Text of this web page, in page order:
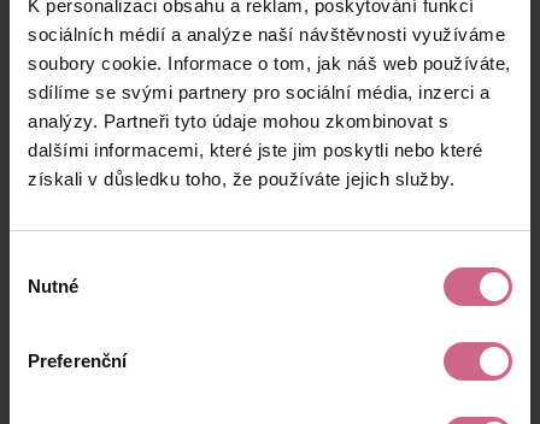
K personalizaci obsahu a reklam, poskytování funkcí
sociálních médií a analýze naší návštěvnosti využíváme
soubory cookie. Informace o tom, jak náš web používáte,
sdílíme se svými partnery pro sociální média, inzerci a
analýzy. Partneři tyto údaje mohou zkombinovat s
dalšími informacemi, které jste jim poskytli nebo které
získali v důsledku toho, že používáte jejich služby.
souhlasu
Nutné
Preferenční
R****
M****
12. 5. 2026
19:57:08
M****
Ľ****
6 236 Kč
12. 5. 2026
19:49:03
124 Kč
A****
K****
1 000 Kč
12. 5. 2026
19:28:22
20 Kč
keyboard_arrow_left keyboard_arrow_right